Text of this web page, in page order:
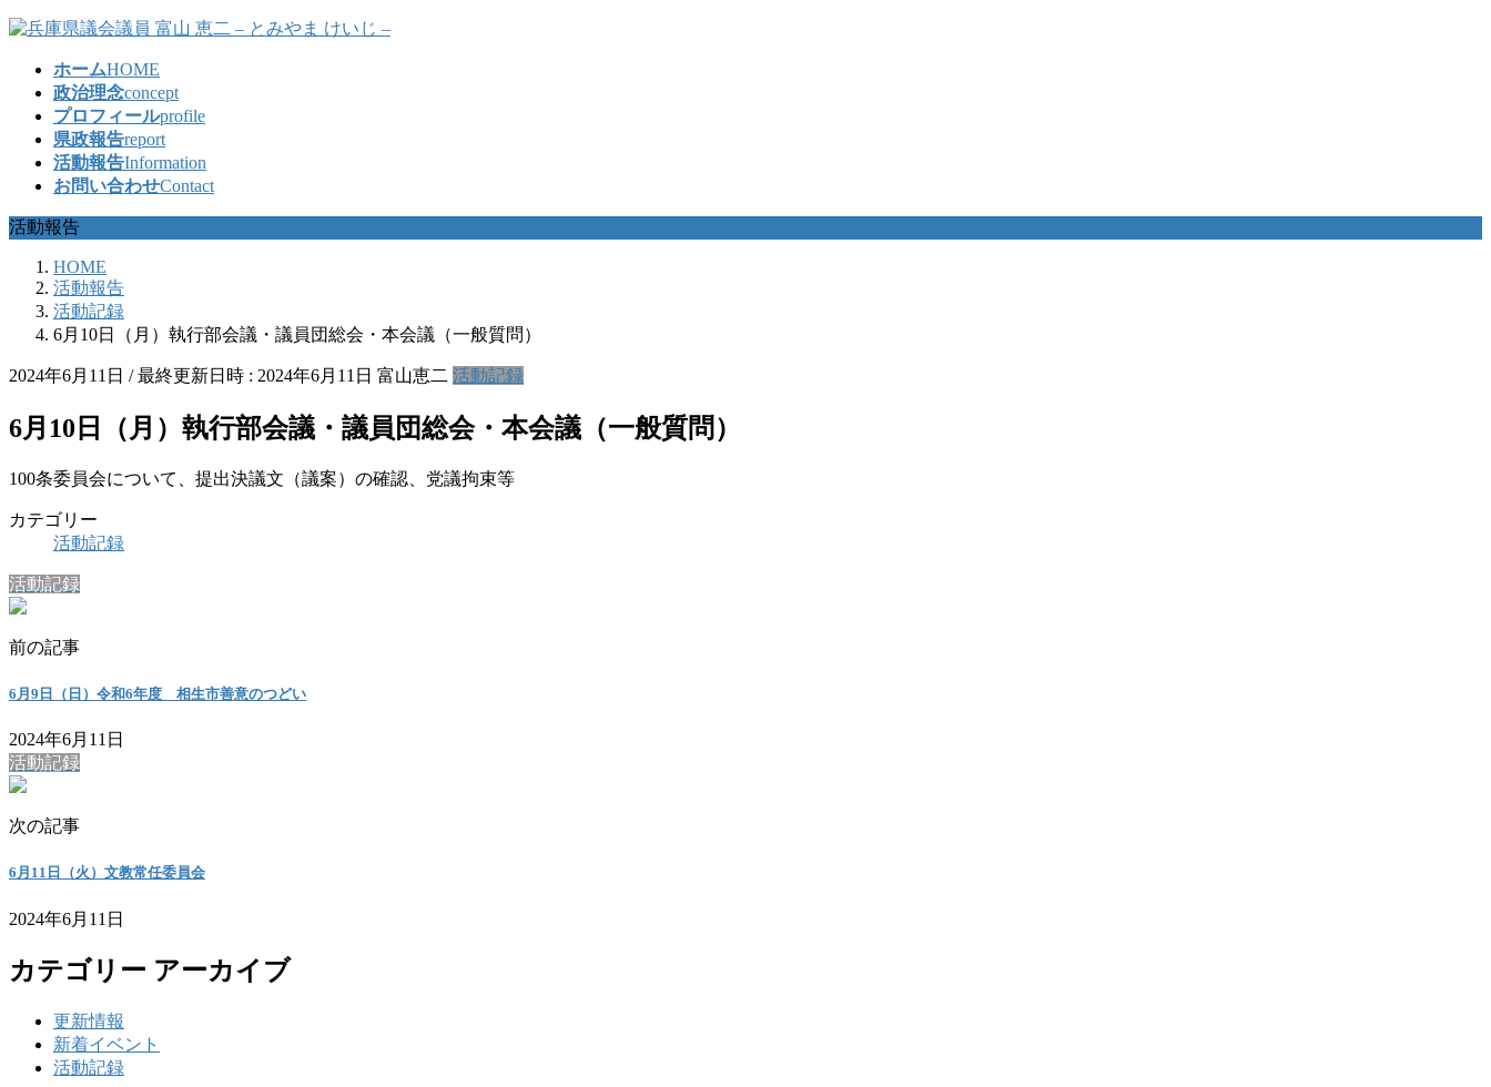
コ
ッ
プ
ナ
移
動
ホームHOME
政治理念concept
プロフィールprofile
県政報告report
活動報告Information
お問い合わせContact
活動報告
HOME
活動報告
活動記録
6月10日（月）執行部会議・議員団総会・本会議（一般質問）
2024年6月11日 / 最終更新日時 : 2024年6月11日 富山恵二 活動記録
6月10日（月）執行部会議・議員団総会・本会議（一般質問）
100条委員会について、提出決議文（議案）の確認、党議拘束等
カテゴリー
活動記録
活動記録
前の記事
6月9日（日）令和6年度 相生市善意のつどい
2024年6月11日
活動記録
次の記事
6月11日（火）文教常任委員会
2024年6月11日
カテゴリー アーカイブ
更新情報
新着イベント
活動記録